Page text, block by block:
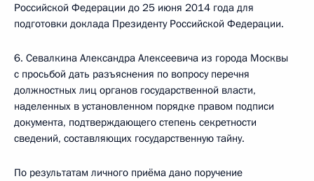
Российской Федерации до 25 июня 2014 года для
подготовки доклада Президенту Российской Федерации.
6. Севалкина Александра Алексеевича из города Москвы
с просьбой дать разъяснения по вопросу перечня
должностных лиц органов государственной власти,
наделенных в установленном порядке правом подписи
документа, подтверждающего степень секретности
сведений, составляющих государственную тайну.
По результатам личного приёма дано поручение